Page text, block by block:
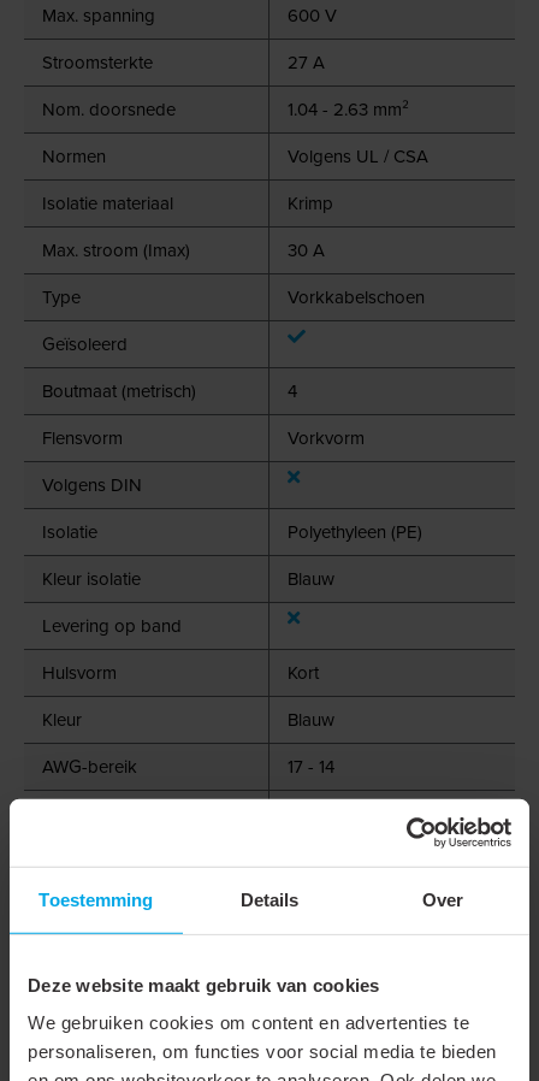
Toestemming Details Over
Deze website maakt gebruik van cookies
We gebruiken cookies om content en advertenties te
personaliseren, om functies voor social media te bieden
Max. spanning
600 V
Stroomsterkte
27 A
Nom. doorsnede
1.04 - 2.63 mm²
Normen
Volgens UL / CSA
Isolatie materiaal
Krimp
Max. stroom (Imax)
30 A
Type
Vorkkabelschoen
Geïsoleerd
Boutmaat (metrisch)
4
Flensvorm
Vorkvorm
Volgens DIN
Isolatie
Polyethyleen (PE)
Kleur isolatie
Blauw
Levering op band
Hulsvorm
Kort
Kleur
Blauw
AWG-bereik
17 - 14
Geschikt voor meerdraads
geleider
Geschikt voor fijndradige
Geschikt voor hoge